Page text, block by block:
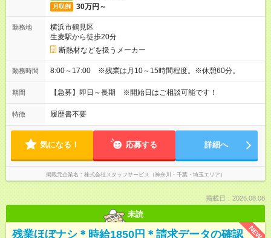
月収例 30万円～
勤務地
横浜市鶴見区
生麦駅から徒歩20分
断熱材などを扱うメーカー
勤務時間 8:00～17:00 ※残業は月10～15時間程度。※休憩60分。
期間 【急募】即日～長期 ※開始日はご相談可能です！
特徴 履歴書不要
気になる！ 応募する 詳細へ
掲載元企業名 株式会社スタッフサービス（神奈川・千葉・埼玉エリア）
掲載日：2026.08.08
未読
NEW
残業ほぼナシ＊時給1850円＊請求データの確認